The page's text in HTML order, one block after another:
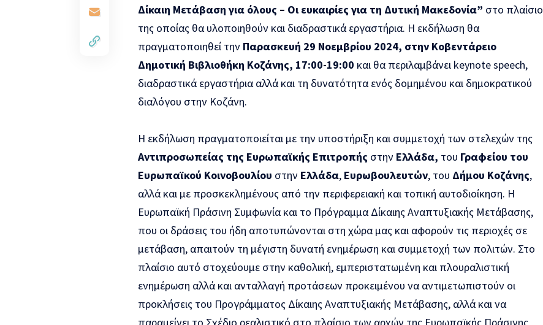
Δίκαιη Μετάβαση για όλους – Οι ευκαιρίες για τη Δυτική Μακεδονία” στο πλαίσιο
της οποίας θα υλοποιηθούν και διαδραστικά εργαστήρια. Η εκδήλωση θα
πραγματοποιηθεί την Παρασκευή 29 Νοεμβρίου 2024, στην Κοβεντάρειο
Δημοτική Βιβλιοθήκη Κοζάνης, 17:00-19:00 και θα περιλαμβάνει keynote speech,
διαδραστικά εργαστήρια αλλά και τη δυνατότητα ενός δομημένου και δημοκρατικού
διαλόγου στην Κοζάνη.
Η εκδήλωση πραγματοποιείται με την υποστήριξη και συμμετοχή των στελεχών της
Αντιπροσωπείας της Ευρωπαϊκής Επιτροπής στην Ελλάδα, του Γραφείου του
Ευρωπαϊκού Κοινοβουλίου στην Ελλάδα, Ευρωβουλευτών, του Δήμου Κοζάνης,
αλλά και με προσκεκλημένους από την περιφερειακή και τοπική αυτοδιοίκηση. Η
Ευρωπαϊκή Πράσινη Συμφωνία και το Πρόγραμμα Δίκαιης Αναπτυξιακής Μετάβασης,
που οι δράσεις του ήδη αποτυπώνονται στη χώρα μας και αφορούν τις περιοχές σε
μετάβαση, απαιτούν τη μέγιστη δυνατή ενημέρωση και συμμετοχή των πολιτών. Στο
πλαίσιο αυτό στοχεύουμε στην καθολική, εμπεριστατωμένη και πλουραλιστική
ενημέρωση αλλά και ανταλλαγή προτάσεων προκειμένου να αντιμετωπιστούν οι
προκλήσεις του Προγράμματος Δίκαιης Αναπτυξιακής Μετάβασης, αλλά και να
παραμείνει το Σχέδιο ρεαλιστικό στο πλαίσιο των αρχών της Ευρωπαϊκής Πράσινης